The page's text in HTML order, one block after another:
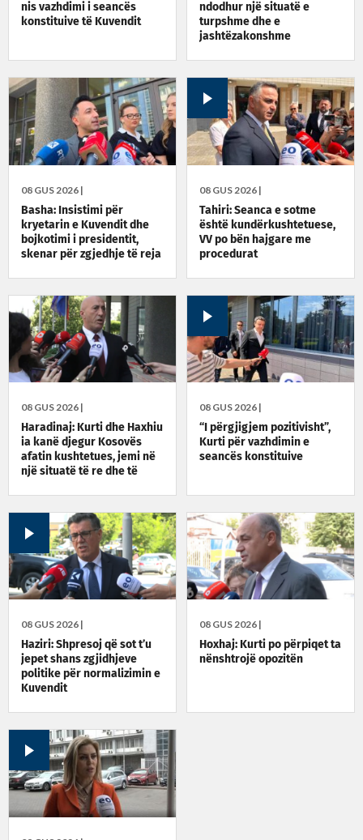
nis vazhdimi i seancës
konstituive të Kuvendit
ndodhur një situatë e
turpshme dhe e
jashtëzakonshme
08 GUS 2026 |
Basha: Insistimi për
kryetarin e Kuvendit dhe
bojkotimi i presidentit,
skenar për zgjedhje të reja
08 GUS 2026 |
Tahiri: Seanca e sotme
është kundërkushtetuese,
VV po bën hajgare me
procedurat
08 GUS 2026 |
Haradinaj: Kurti dhe Haxhiu
ia kanë djegur Kosovës
afatin kushtetues, jemi në
një situatë të re dhe të
08 GUS 2026 |
“I përgjigjem pozitivisht”,
Kurti për vazhdimin e
seancës konstituive
08 GUS 2026 |
Haziri: Shpresoj që sot t’u
jepet shans zgjidhjeve
politike për normalizimin e
Kuvendit
08 GUS 2026 |
Hoxhaj: Kurti po përpiqet ta
nënshtrojë opozitën